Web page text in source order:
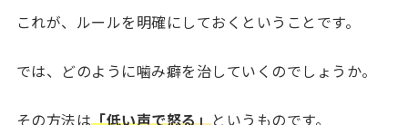
これが、ルールを明確にしておくということです。
では、どのように噛み癖を治していくのでしょうか。
その方法は「低い声で怒る」というものです。